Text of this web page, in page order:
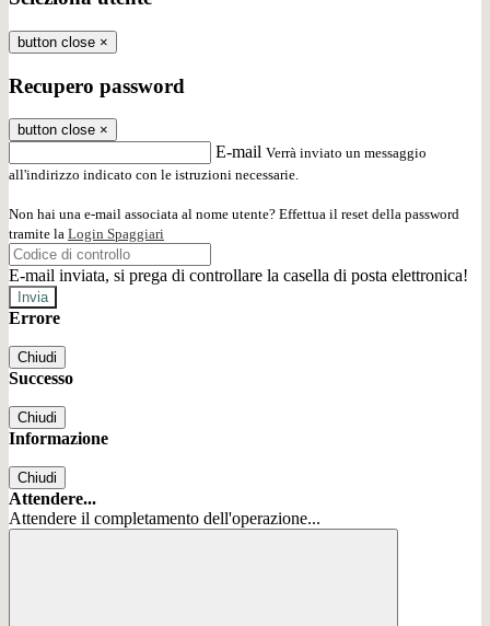
button close ×
Recupero password
button close ×
E-mail Verrà inviato un messaggio
all'indirizzo indicato con le istruzioni necessarie.
Non hai una e-mail associata al nome utente? Effettua il reset della password
tramite la Login Spaggiari
E-mail inviata, si prega di controllare la casella di posta elettronica!
Errore
Chiudi
Successo
Chiudi
Informazione
Chiudi
Attendere...
Attendere il completamento dell'operazione...